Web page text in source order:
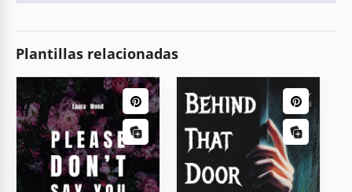
Plantillas relacionadas